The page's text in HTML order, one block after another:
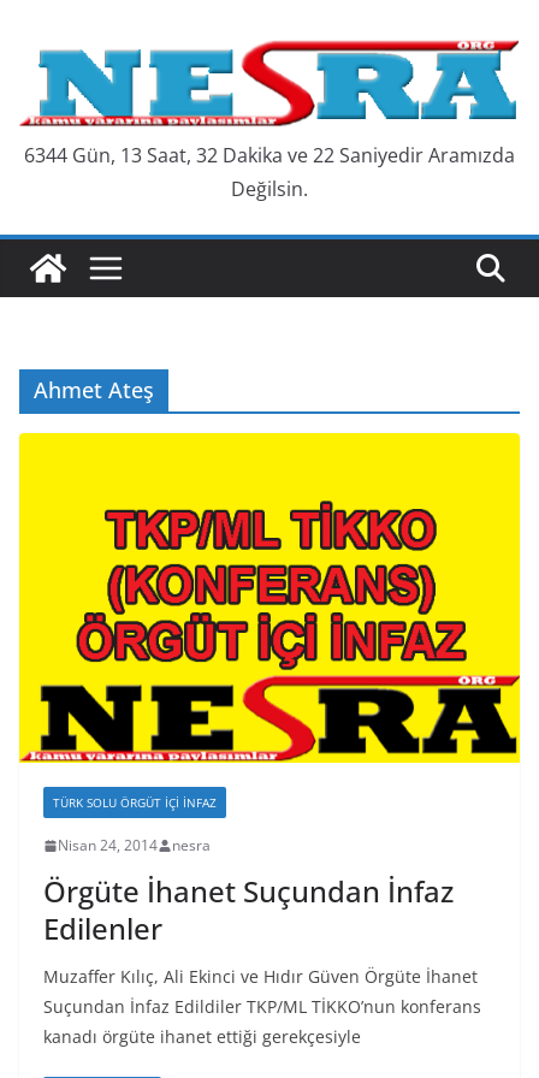
content
6344 Gün, 13 Saat, 32 Dakika ve 23 Saniyedir Aramızda
Değilsin.
Ahmet Ateş
TÜRK SOLU ÖRGÜT İÇI İNFAZ
Nisan 24, 2014 nesra
Örgüte İhanet Suçundan İnfaz
Edilenler
Muzaffer Kılıç, Ali Ekinci ve Hıdır Güven Örgüte İhanet
Suçundan İnfaz Edildiler TKP/ML TİKKO’nun konferans
kanadı örgüte ihanet ettiği gerekçesiyle